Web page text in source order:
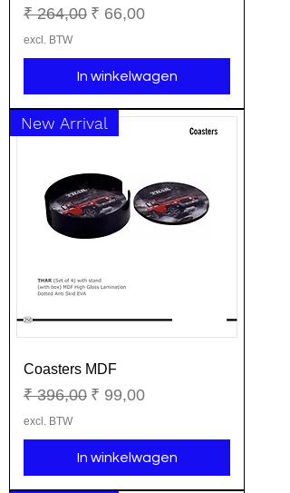
Normale prijs
₹ 264,00 Verkoopprijs
₹ 66,00
excl. BTW
In winkelwagen
New Arrival
Coasters MDF
Normale prijs
₹ 396,00 Verkoopprijs
₹ 99,00
excl. BTW
In winkelwagen